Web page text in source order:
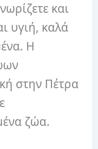
και
υγιή, καλά
Η
στην Πέτρα
ζώα.